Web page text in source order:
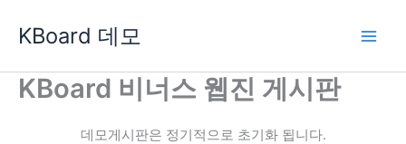
로
KBoard 데모
KBoard 비너스 웹진 게시판
데모게시판은 정기적으로 초기화 됩니다.